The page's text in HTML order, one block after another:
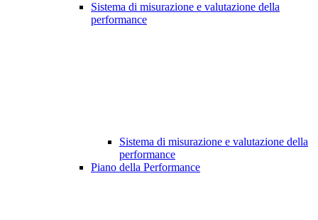
Sistema di misurazione e valutazione della
performance
Sistema di misurazione e valutazione della
performance
Piano della Performance